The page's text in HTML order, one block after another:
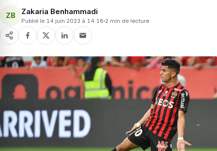
ZB Zakaria Benhammadi
Publié le 14 juin 2023 à 14:18 2 min de lecture